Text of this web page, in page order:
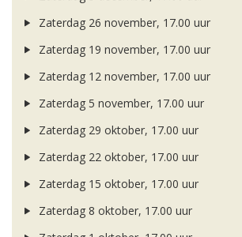
Zaterdag 26 november, 17.00 uur
Zaterdag 19 november, 17.00 uur
Zaterdag 12 november, 17.00 uur
Zaterdag 5 november, 17.00 uur
Zaterdag 29 oktober, 17.00 uur
Zaterdag 22 oktober, 17.00 uur
Zaterdag 15 oktober, 17.00 uur
Zaterdag 8 oktober, 17.00 uur